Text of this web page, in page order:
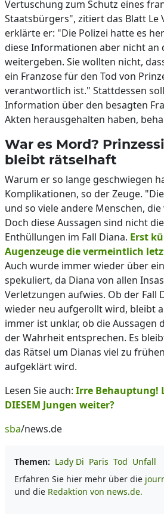
Vertuschung zum Schutz eines
Staatsbürgers", zitiert das Blatt Le
erklärte er: "Die Polizei hatte es
diese Informationen aber nicht an
weitergeben. Sie wollten nicht,
ein Franzose für den Tod von
verantwortlich ist." Stattdessen
Information über den besagten
Akten herausgehalten haben,
War es Mord?
bleibt rätselhaft
Warum er so lange geschwiegen
Komplikationen, so der Zeuge.
und so viele andere Menschen,
Doch diese Aussagen sind nicht
Enthüllungen im Fall Diana. Erst
Augenzeuge die vermeintlich
Auch wurde immer wieder über
spekuliert, da Diana von allen
Verletzungen aufwies. Ob der Fall
wieder neu aufgerollt wird, bleibt
immer ist unklar, ob die Aussagen
der Wahrheit entsprechen. Es
das Rätsel um Dianas viel zu
aufgeklärt wird.
Lesen Sie auch: Irre Behauptung!
DIESEM Jungen weiter?
sba/news.de
Themen: Lady Di Paris Tod Unfall
Erfahren Sie hier mehr über die
und die Redaktion von news.de.